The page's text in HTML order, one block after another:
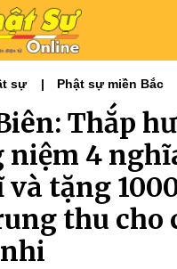
sự Phật sự miền Bắc
Thắp
niệm 4
và tặng
thu cho